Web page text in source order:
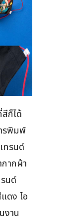
ก็ได้
รพิมพ์
รนด์
ากผ้า
นด์
ดง ไอ
งาน